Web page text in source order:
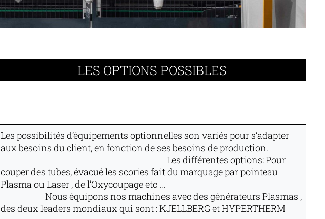
LES OPTIONS POSSIBLES
Les possibilités d’équipements optionnelles son variés pour s’adapter
aux besoins du client, en fonction de ses besoins de production.
Les différentes options:Pour
couper des tubes, évacué les scories fait du marquage par pointeau –
Plasma ou Laser , de l’Oxycoupage etc …
Nous équipons nos machines avec des générateurs Plasmas ,
des deux leaders mondiaux qui sont :KJELLBERG et HYPERTHERM